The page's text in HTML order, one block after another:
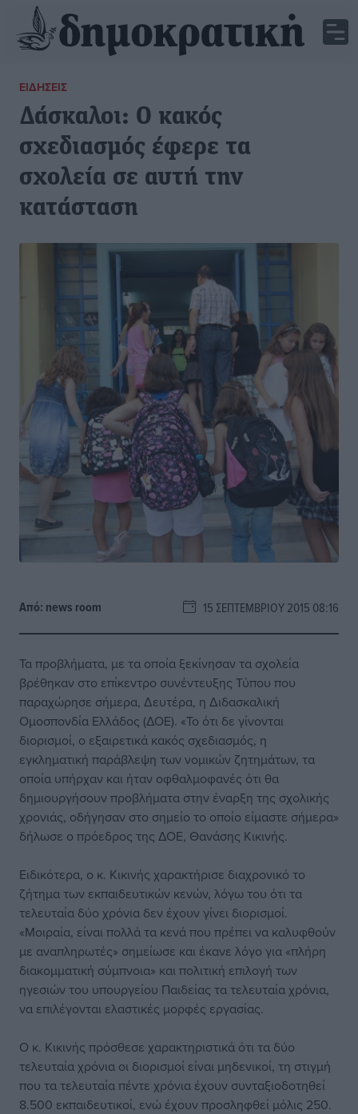
ΕΙΔΉΣΕΙΣ
Δάσκαλοι: Ο κακός
σχεδιασμός έφερε τα
σχολεία σε αυτή την
κατάσταση
Από: news room 15 ΣΕΠΤΕΜΒΡΊΟΥ 2015 08:16
Τα προβλήματα, με τα οποία ξεκίνησαν τα σχολεία
βρέθηκαν στο επίκεντρο συνέντευξης Τύπου που
παραχώρησε σήμερα, Δευτέρα, η Διδασκαλική
Ομοσπονδία Ελλάδος (ΔΟΕ). «Το ότι δε γίνονται
διορισμοί, ο εξαιρετικά κακός σχεδιασμός, η
εγκληματική παράβλεψη των νομικών ζητημάτων, τα
οποία υπήρχαν και ήταν οφθαλμοφανές ότι θα
δημιουργήσουν προβλήματα στην έναρξη της σχολικής
χρονιάς, οδήγησαν στο σημείο το οποίο είμαστε σήμερα»
δήλωσε ο πρόεδρος της ΔΟΕ, Θανάσης Κικινής.
Ειδικότερα, ο κ. Κικινής χαρακτήρισε διαχρονικό το
ζήτημα των εκπαιδευτικών κενών, λόγω του ότι τα
τελευταία δύο χρόνια δεν έχουν γίνει διορισμοί.
«Μοιραία, είναι πολλά τα κενά που πρέπει να καλυφθούν
με αναπληρωτές» σημείωσε και έκανε λόγο για «πλήρη
διακομματική σύμπνοια» και πολιτική επιλογή των
ηγεσιών του υπουργείου Παιδείας τα τελευταία χρόνια,
να επιλέγονται ελαστικές μορφές εργασίας.
Ο κ. Κικινής πρόσθεσε χαρακτηριστικά ότι τα δύο
τελευταία χρόνια οι διορισμοί είναι μηδενικοί, τη στιγμή
που τα τελευταία πέντε χρόνια έχουν συνταξιοδοτηθεί
8.500 εκπαιδευτικοί, ενώ έχουν προσληφθεί μόλις 250.